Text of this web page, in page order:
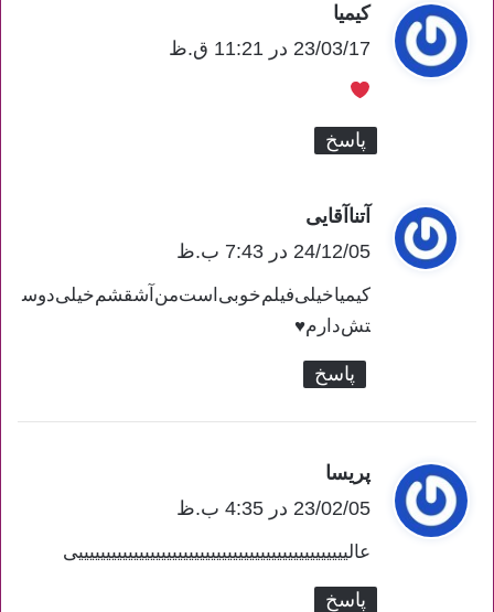
دیدگاه‌ها
کیمیا
ف
23/03/17 در 11:21 ق.ظ
پاسخ
آتنا‌آقایی
ف
ت
:
24/12/05 در 7:43 ب.ظ
کیمیا‌خیلی‌فیلم‌خوبی‌است‌من‌آشقشم‌خیلی‌دوس
تش‌دارم♥️
پاسخ
پریسا
ف
23/02/05 در 4:35 ب.ظ
عالیییییییییییییییییییییییییییییییییییییییییییییییییی
پاسخ